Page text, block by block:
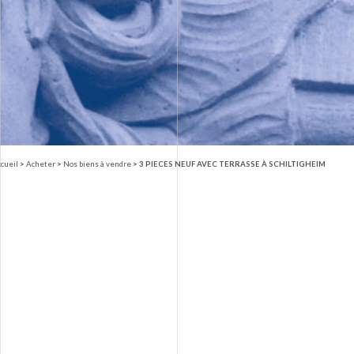
> Acheter > Nos biens à vendre > 3 PIECES NEUF AVEC TERRASSE À SCHILTIGHEIM